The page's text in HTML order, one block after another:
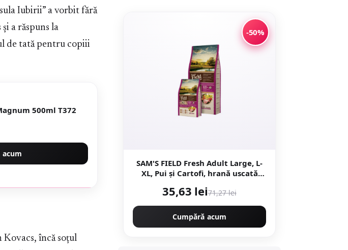
Iubirii” a vorbit fără
a răspuns la
de tată pentru copiii
500ml T372
acum
Kovacs, încă soțul
-50%
SAM'S FIELD Fresh Adult Large, L-
XL, Pui și Cartofi, hrană uscată
2.5kg
35,63 lei71,27 lei
Cumpără acum